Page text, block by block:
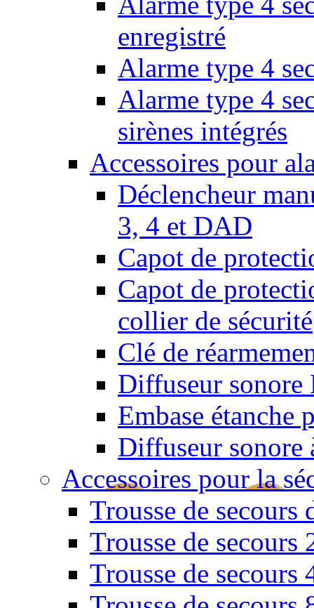
enregistré
Alarme type 4
Alarme type 4
sirènes intégrés
Accessoires pour
Déclencheur
3, 4 et DAD
Capot de
Capot de
collier de sécurité
Clé de
Diffuseur sonore
Embase étanche
Diffuseur sonore
Accessoires pour la
Trousse de secours
Trousse de secours
Trousse de secours